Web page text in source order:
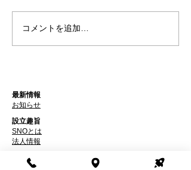
アーティスト展が終了し
ました
コメントを追加…
最新情報
お知らせ
設立趣旨
SNOとは
​法人情報